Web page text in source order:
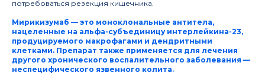
потребоваться резекция кишечника.
Мирикизумаб — это моноклональные антитела,
нацеленные на альфа-субъединицу интерлейкина-23,
продуцируемого макрофагами и дендритными
клетками. Препарат также применяется для лечения
другого хронического воспалительного заболевания —
неспецифического язвенного колита.